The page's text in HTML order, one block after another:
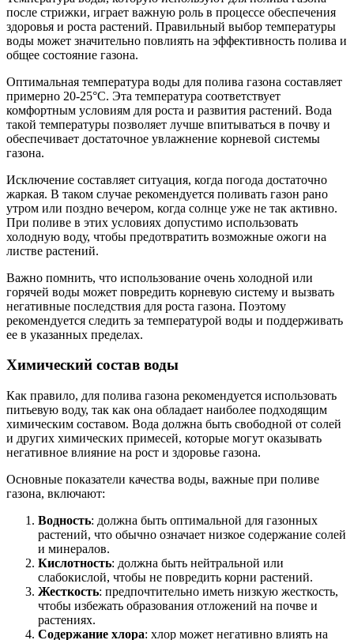
после стрижки, играет важную роль в процессе обеспечения
здоровья и роста растений. Правильный выбор температуры
воды может значительно повлиять на эффективность полива и
общее состояние газона.
Оптимальная температура воды для полива газона составляет
примерно 20-25°C. Эта температура соответствует
комфортным условиям для роста и развития растений. Вода
такой температуры позволяет лучше впитываться в почву и
обеспечивает достаточное увлажнение корневой системы
газона.
Исключение составляет ситуация, когда погода достаточно
жаркая. В таком случае рекомендуется поливать газон рано
утром или поздно вечером, когда солнце уже не так активно.
При поливе в этих условиях допустимо использовать
холодную воду, чтобы предотвратить возможные ожоги на
листве растений.
Важно помнить, что использование очень холодной или
горячей воды может повредить корневую систему и вызвать
негативные последствия для роста газона. Поэтому
рекомендуется следить за температурой воды и поддерживать
ее в указанных пределах.
Химический состав воды
Как правило, для полива газона рекомендуется использовать
питьевую воду, так как она обладает наиболее подходящим
химическим составом. Вода должна быть свободной от солей
и других химических примесей, которые могут оказывать
негативное влияние на рост и здоровье газона.
Основные показатели качества воды, важные при поливе
газона, включают:
Водность: должна быть оптимальной для газонных
растений, что обычно означает низкое содержание солей
и минералов.
Кислотность: должна быть нейтральной или
слабокислой, чтобы не повредить корни растений.
Жесткость: предпочтительно иметь низкую жесткость,
чтобы избежать образования отложений на почве и
растениях.
Содержание хлора: хлор может негативно влиять на